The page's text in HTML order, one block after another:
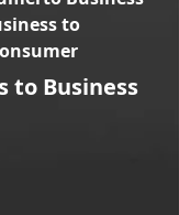
to
to Business